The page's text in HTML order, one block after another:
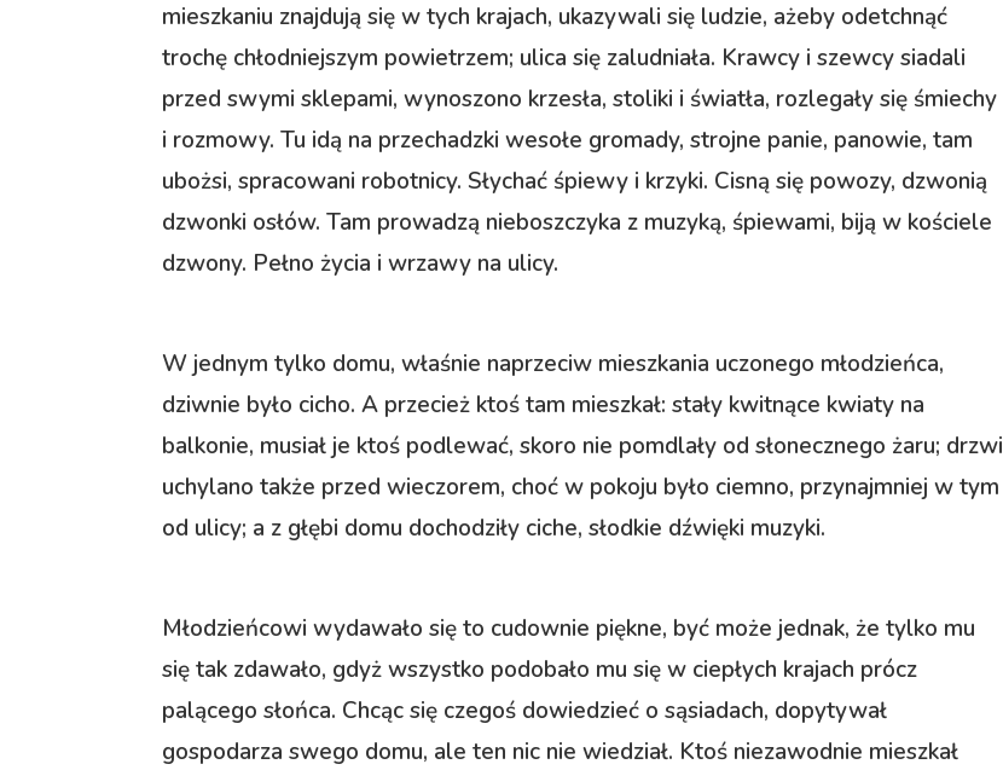
mieszkaniu znajdują się w tych krajach, ukazywali się ludzie, ażeby odetchnąć
trochę chłodniejszym powietrzem; ulica się zaludniała. Krawcy i szewcy siadali
przed swymi sklepami, wynoszono krzesła, stoliki i światła, rozlegały się śmiechy
i rozmowy. Tu idą na przechadzki wesołe gromady, strojne panie, panowie, tam
ubożsi, spracowani robotnicy. Słychać śpiewy i krzyki. Cisną się powozy, dzwonią
dzwonki osłów. Tam prowadzą nieboszczyka z muzyką, śpiewami, biją w kościele
dzwony. Pełno życia i wrzawy na ulicy.
W jednym tylko domu, właśnie naprzeciw mieszkania uczonego młodzieńca,
dziwnie było cicho. A przecież ktoś tam mieszkał: stały kwitnące kwiaty na
balkonie, musiał je ktoś podlewać, skoro nie pomdlały od słonecznego żaru; drzwi
uchylano także przed wieczorem, choć w pokoju było ciemno, przynajmniej w tym
od ulicy; a z głębi domu dochodziły ciche, słodkie dźwięki muzyki.
Młodzieńcowi wydawało się to cudownie piękne, być może jednak, że tylko mu
się tak zdawało, gdyż wszystko podobało mu się w ciepłych krajach prócz
palącego słońca. Chcąc się czegoś dowiedzieć o sąsiadach, dopytywał
gospodarza swego domu, ale ten nic nie wiedział. Ktoś niezawodnie mieszkał